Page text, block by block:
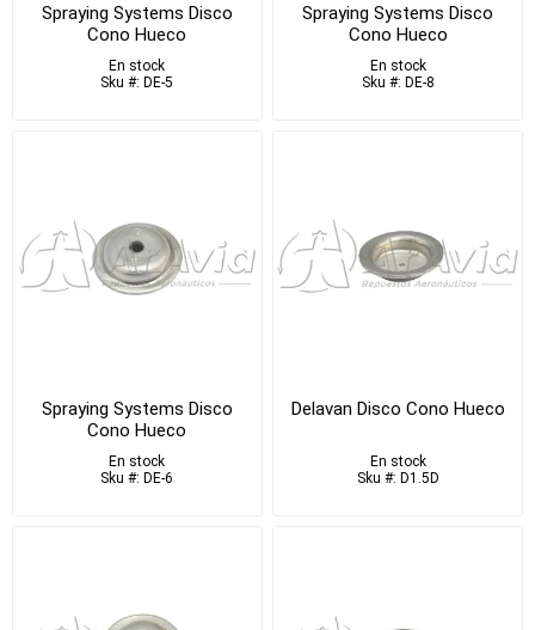
Spraying Systems Disco
Cono Hueco
En stock
Sku #: DE-5
Spraying Systems Disco
Cono Hueco
En stock
Sku #: DE-8
Spraying Systems Disco
Cono Hueco
En stock
Sku #: DE-6
Delavan Disco Cono Hueco
En stock
Sku #: D1.5D